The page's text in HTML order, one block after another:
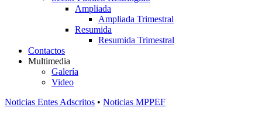
Ampliada
Ampliada Trimestral
Resumida
Resumida Trimestral
Contactos
Multimedia
Galería
Video
Noticias Entes Adscritos • Noticias MPPEF